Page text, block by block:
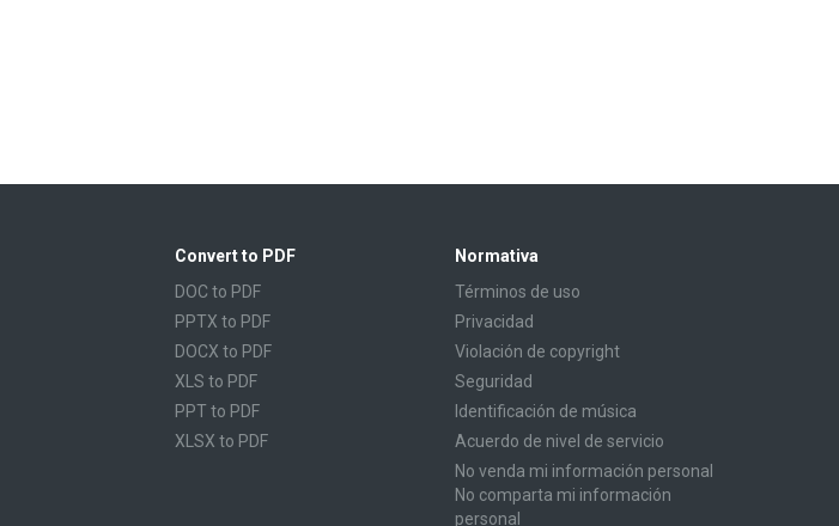
Convert to PDF
DOC to PDF
PPTX to PDF
DOCX to PDF
XLS to PDF
PPT to PDF
XLSX to PDF
Normativa
Términos de uso
Privacidad
Violación de copyright
Seguridad
Identificación de música
Acuerdo de nivel de servicio
No venda mi información personal
No comparta mi información
personal